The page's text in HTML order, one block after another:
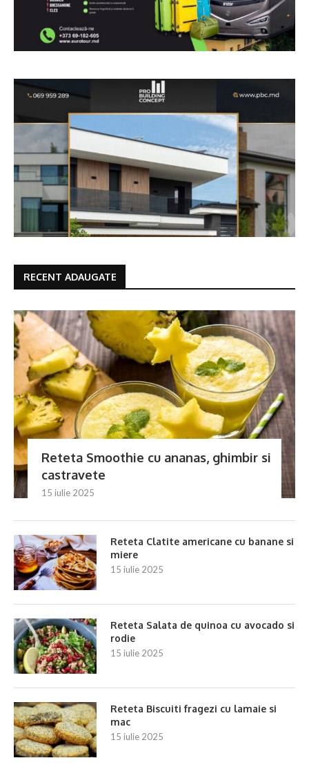
RECENT ADAUGATE
Reteta Smoothie cu ananas, ghimbir si
castravete
15 iulie 2025
Reteta Clatite americane cu banane si
miere
15 iulie 2025
Reteta Salata de quinoa cu avocado si
rodie
15 iulie 2025
Reteta Biscuiti fragezi cu lamaie si
mac
15 iulie 2025